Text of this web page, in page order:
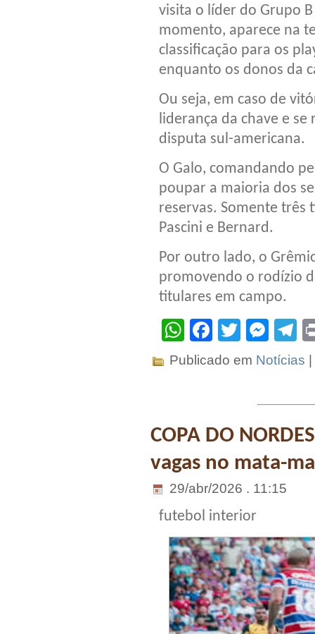
visita o líder do Grupo
momento, aparece na
classificação para os
enquanto os donos da
Ou seja, em caso de
liderança da chave e
disputa sul-americana.
O Galo, comandando
poupar a maioria dos
reservas. Somente três
Pascini e Bernard.
Por outro lado, o
promovendo o rodízio
titulares em campo.
WhatsApp
Facebook
Twitter
Publicado em Notícias |
COPA DO
vagas no mata-
29/abr/2026 . 11:15
futebol interior